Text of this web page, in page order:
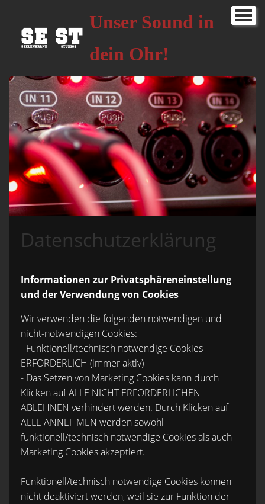
Unser Sound in
dein Ohr!
▼
Über uns
Hörspiele
Social Media / Youtube
Shop
Spenden
Impressum
Pressekit
Datenschutzerklärung
Datenschutzerklärung
Informationen zur Privatsphäreneinstellung
und der Verwendung von Cookies
Wir verwenden die folgenden notwendigen und
nicht-notwendigen Cookies:
- Funktionell/technisch notwendige Cookies
ERFORDERLICH (immer aktiv)
- Das Setzen von Marketing Cookies kann durch
Klicken auf ALLE NICHT ERFORDERLICHEN
ABLEHNEN verhindert werden. Durch Klicken auf
ALLE ANNEHMEN werden sowohl
funktionell/technisch notwendige Cookies als auch
Marketing Cookies akzeptiert.
Funktionell/technisch notwendige Cookies können
nicht deaktiviert werden, weil sie zur Funktion der